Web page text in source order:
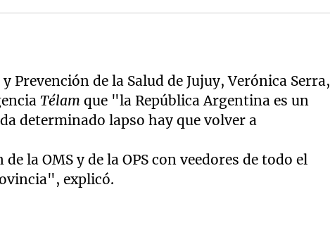
Prevención de la Salud de Jujuy, Verónica Serra,
Télamque "la República Argentina es un
determinado lapso hay que volver a
la OMS y de la OPS con veedores de todo el
explicó.